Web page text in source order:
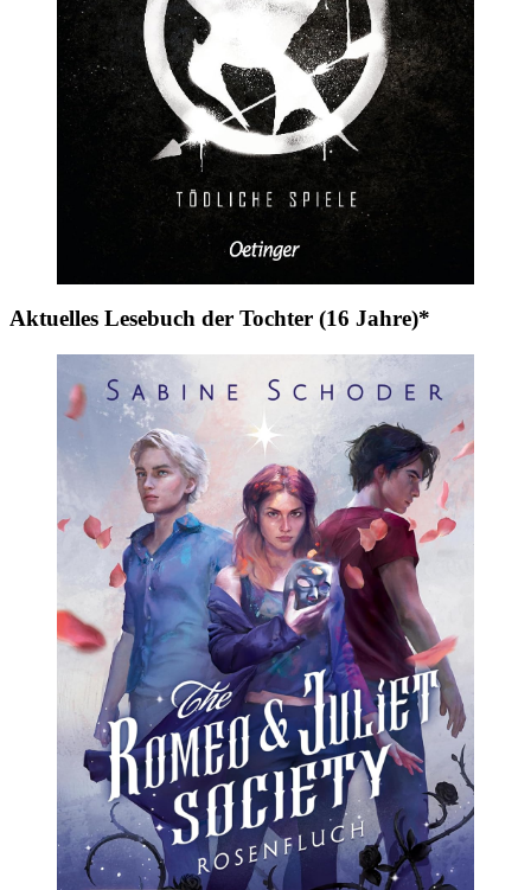
Aktuelles Lesebuch der Tochter (16 Jahre)*